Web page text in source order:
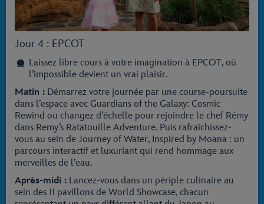
Jour 4 : EPCOT
Laissez libre cours à votre imagination à EPCOT, où
l’impossible devient un vrai plaisir.
Matin : Démarrez votre journée par une course-poursuite
dans l’espace avec Guardians of the Galaxy: Cosmic
Rewind ou changez d’échelle pour rejoindre le chef Rémy
dans Remy’s Ratatouille Adventure. Puis rafraîchissez-
vous au sein de Journey of Water, Inspired by Moana : un
parcours interactif et luxuriant qui rend hommage aux
merveilles de l’eau.
Après-midi : Lancez-vous dans un périple culinaire au
sein des 11 pavillons de World Showcase, chacun